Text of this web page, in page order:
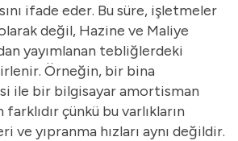
ifade eder. Bu süre, işletmeler
değil, Hazine ve Maliye
yayımlanan tebliğlerdeki
Örneğin, bir bina
ile bir bilgisayar amortisman
çünkü bu varlıkların
ve yıpranma hızları aynı değildir.